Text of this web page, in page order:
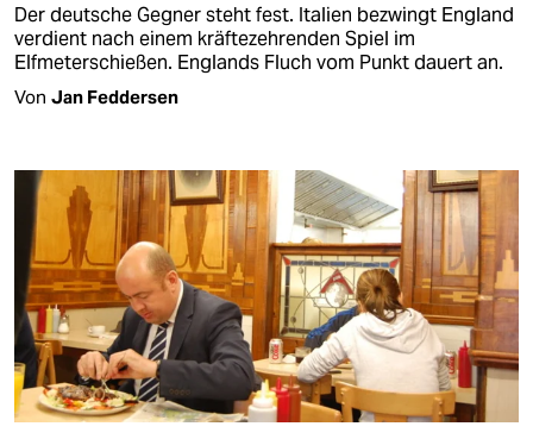
Der deutsche Gegner steht fest. Italien bezwingt England
verdient nach einem kräftezehrenden Spiel im
Elfmeterschießen. Englands Fluch vom Punkt dauert an.
Von Jan Feddersen